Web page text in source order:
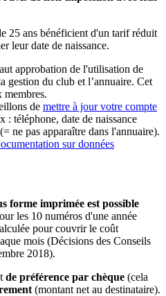
25 ans bénéficient d'un tarif réduit
leur date de naissance.
approbation de l'utilisation de
gestion du club et l’annuaire. Cet
membres.
de mettre à jour votre compte
téléphone, date de naissance
ne pas apparaître dans l'annuaire).
sur données
forme imprimée est possible
les 10 numéros d'une année
pour couvrir le coût
mois (Décisions des Conseils
2018).
de préférence par chèque (cela
(montant net au destinataire).